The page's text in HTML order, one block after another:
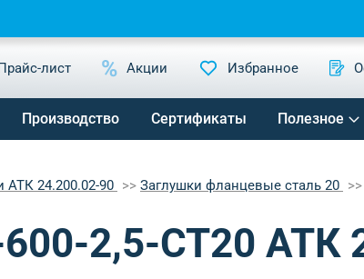
лист Акции Избранное
Производство Сертификаты Полезное
АТК 24.200.02-90 Заглушки фланцевые сталь 20
2,5-СТ20 АТК